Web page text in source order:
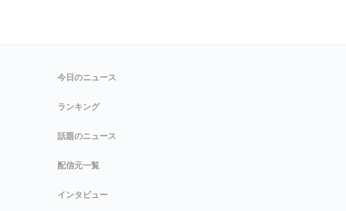
今日のニュース
ランキング
話題のニュース
配信元一覧
インタビュー